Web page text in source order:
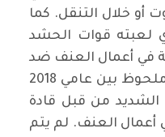
أو خلال التنقل. كما
لعبته قوات الحشد
في أعمال العنف ضد
الاحتجاجات قد ازداد بشكل ملحوظ بين عامي 2018
الشديد من قبل قادة
العنف. لم يتم